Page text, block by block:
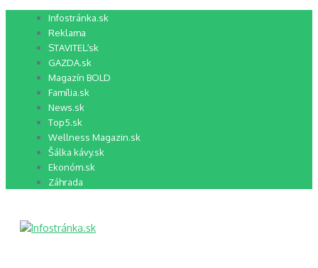
Preskočiť Infostránka.sk
Reklama
STAVITEĽ.sk
GAZDA.sk
Magazín BOLD
Família.sk
News.sk
Top5.sk
Wellness Magazin.sk
Šálka kávy.sk
Ekonóm.sk
Záhrada